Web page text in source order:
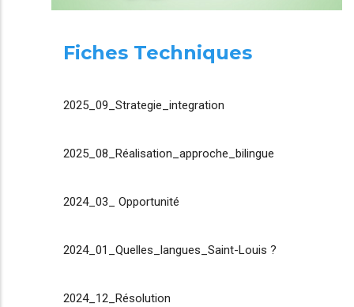
Fiches Techniques
2025_09_Strategie_integration
2025_08_Réalisation_approche_bilingue
2024_03_ Opportunité
2024_01_Quelles_langues_Saint-Louis ?
2024_12_Résolution